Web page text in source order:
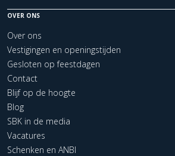
OVER ONS
Over ons
Vestigingen en openingstijden
Gesloten op feestdagen
Contact
Blijf op de hoogte
Blog
SBK in de media
Vacatures
Schenken en ANBI